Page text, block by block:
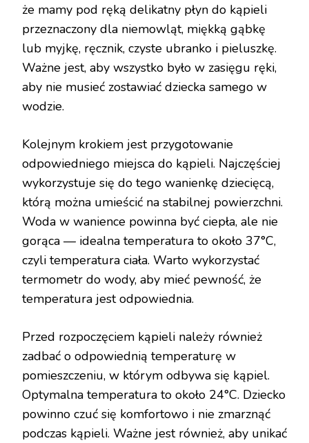
że mamy pod ręką delikatny płyn do kąpieli
przeznaczony dla niemowląt, miękką gąbkę
lub myjkę, ręcznik, czyste ubranko i pieluszkę.
Ważne jest, aby wszystko było w zasięgu ręki,
aby nie musieć zostawiać dziecka samego w
wodzie.
Kolejnym krokiem jest przygotowanie
odpowiedniego miejsca do kąpieli. Najczęściej
wykorzystuje się do tego wanienkę dziecięcą,
którą można umieścić na stabilnej powierzchni.
Woda w wanience powinna być ciepła, ale nie
gorąca — idealna temperatura to około 37°C,
czyli temperatura ciała. Warto wykorzystać
termometr do wody, aby mieć pewność, że
temperatura jest odpowiednia.
Przed rozpoczęciem kąpieli należy również
zadbać o odpowiednią temperaturę w
pomieszczeniu, w którym odbywa się kąpiel.
Optymalna temperatura to około 24°C. Dziecko
powinno czuć się komfortowo i nie zmarznąć
podczas kąpieli. Ważne jest również, aby unikać